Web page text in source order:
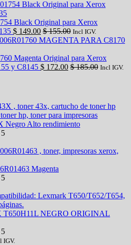
Black Original para Xerox
$ 149.00 $155.00 Incl IGV.
Magenta Original para Xerox
y C8145 $ 172.00 $185.00 Incl IGV.
Negro Alto rendimiento
Magenta
NEGRO ORIGINAL
IGV.